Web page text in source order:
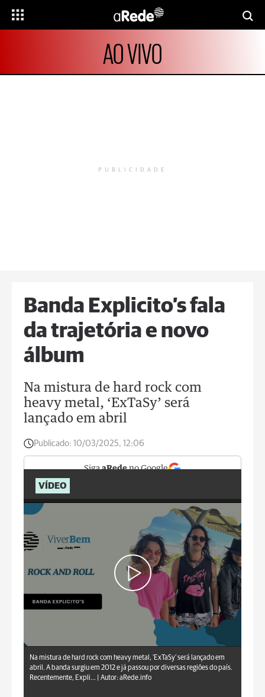
AO VIVO
PUBLICIDADE
Banda Explicito’s fala
da trajetória e novo
álbum
Na mistura de hard rock com
heavy metal, ‘ExTaSy’ será
lançado em abril
Publicado: 10/03/2025, 12:06
SigaaRedeno Google
VÍDEO
Na mistura de hard rock com heavy metal, ‘ExTaSy’ será lançado em
abril. A banda surgiu em 2012 e já passou por diversas regiões do país.
Recentemente, Expli... |
Autor: aRede.info